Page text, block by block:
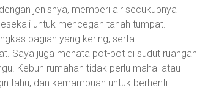
jenisnya, memberi air secukupnya
untuk mencegah tanah tumpat.
bagian yang kering, serta
Saya juga menata pot-pot di sudut ruangan
Kebun rumahan tidak perlu mahal atau
tahu, dan kemampuan untuk berhenti